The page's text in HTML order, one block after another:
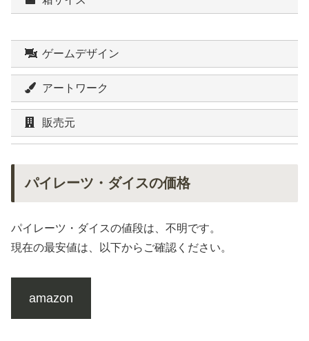
ゲームデザイン
アートワーク
販売元
パイレーツ・ダイスの価格
パイレーツ・ダイスの値段は、不明です。
現在の最安値は、以下からご確認ください。
amazon